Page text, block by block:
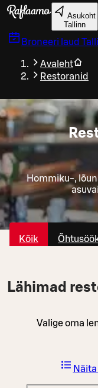
Liigu peamise sisu
Asukoht
Tallinn
Broneeri laud
Avaleht
Restoranid
Hommiku-,
Kõik
Lähimad
Valige oma